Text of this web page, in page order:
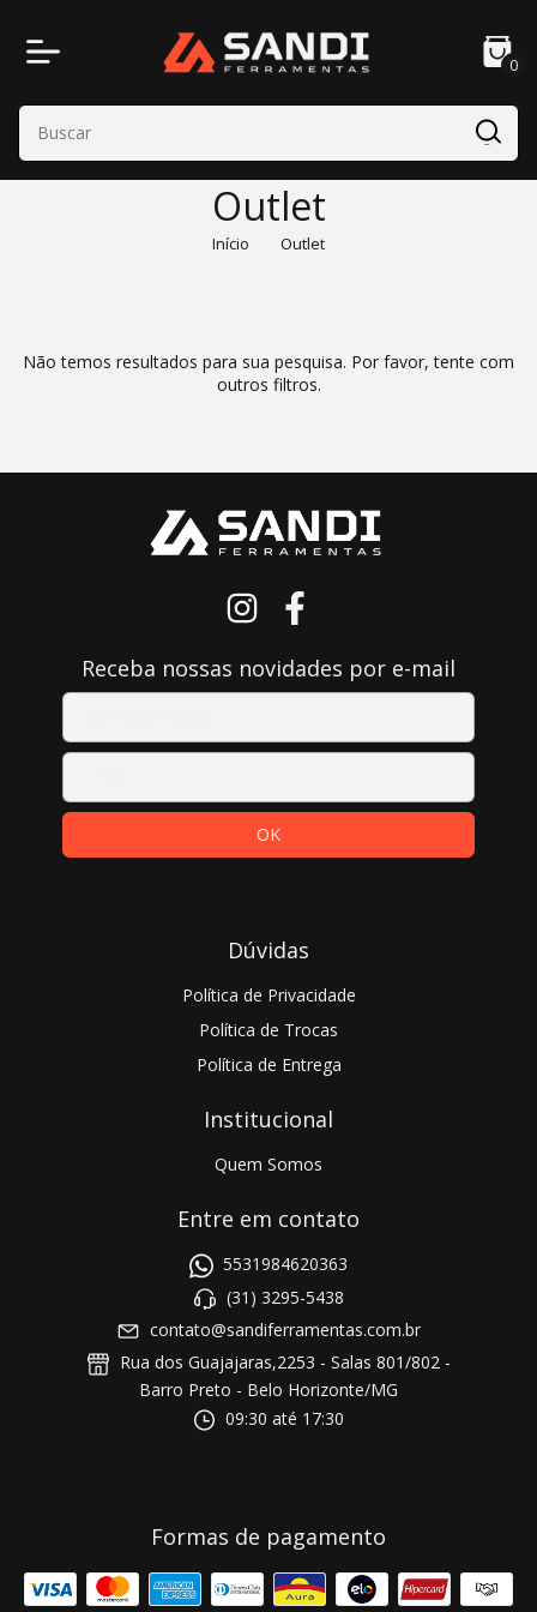
0
Outlet
Início Outlet
Não temos resultados para sua pesquisa. Por favor, tente com
outros filtros.
Receba nossas novidades por e-mail
Dúvidas
Política de Privacidade
Política de Trocas
Política de Entrega
Institucional
Quem Somos
Entre em contato
5531984620363
(31) 3295-5438
contato@sandiferramentas.com.br
Rua dos Guajajaras,2253 - Salas 801/802 -
Barro Preto - Belo Horizonte/MG
09:30 até 17:30
Formas de pagamento